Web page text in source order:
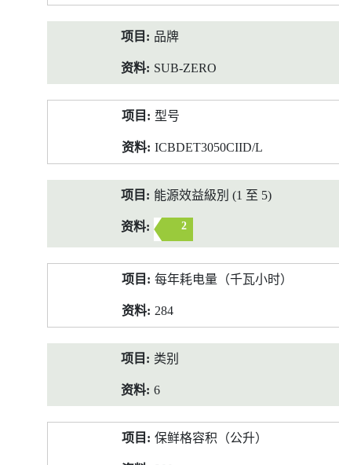
品牌
SUB-ZERO
型号
ICBDET3050CIID/L
能源效益級別 (1 至 5)
2
每年耗电量（千瓦小时）
284
类别
6
保鲜格容积（公升）